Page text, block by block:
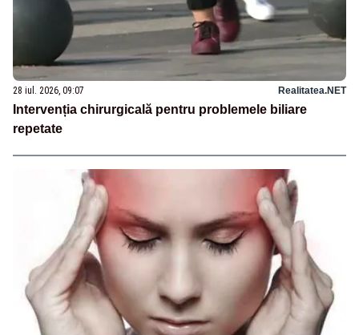
28 iul. 2026, 09:07 Realitatea.NET
Intervenția chirurgicală pentru problemele biliare
repetate